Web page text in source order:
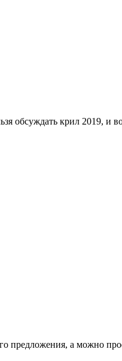
обсуждать крил 2019,
предложения, а можно